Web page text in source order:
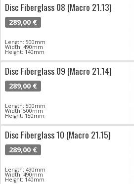
Disc Fiberglass 08 (Macro 21.13)
289,00 €
Length: 500mm
Width: 490mm
Height: 140mm
Disc Fiberglass 09 (Macro 21.14)
289,00 €
Length: 500mm
Width: 500mm
Height: 150mm
Disc Fiberglass 10 (Macro 21.15)
289,00 €
Length: 490mm
Width: 490mm
Height: 140mm